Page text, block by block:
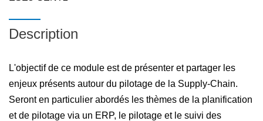
Description
L'objectif de ce module est de présenter et partager les
enjeux présents autour du pilotage de la Supply-Chain.
Seront en particulier abordés les thèmes de la planification
et de pilotage via un ERP, le pilotage et le suivi des